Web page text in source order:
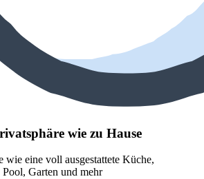
wie zu Hause
wie eine voll ausgestattete Küche,
Pool, Garten und mehr